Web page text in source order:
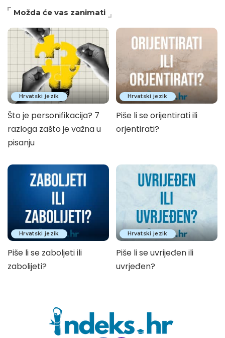
Možda će vas zanimati
Hrvatski jezik
Što je personifikacija? 7
razloga zašto je važna u
pisanju
Hrvatski jezik
Piše li se orijentirati ili
orjentirati?
Hrvatski jezik
Piše li se zaboljeti ili
zabolijeti?
Hrvatski jezik
Piše li se uvrijeđen ili
uvrjeđen?